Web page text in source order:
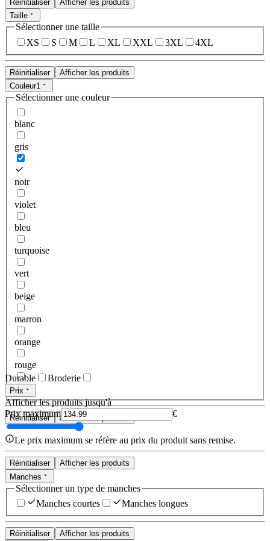
Réinitialiser
Afficher les produits
Taille
Sélectionner une taille
XS
S M L XL XXL 3XL 4XL
Réinitialiser
Afficher les produits
Couleur1
Sélectionner une couleur
blanc
gris
noir
violet
bleu
turquoise
vert
beige
marron
orange
rouge
rose
Réinitialiser Afficher les produits
Durable Broderie
Prix
Afficher les produits jusqu'à
Prix maximum
€
Le prix maximum se réfère au prix du produit sans remise.
Réinitialiser
Afficher les produits
Manches
Sélectionner un type de manches
Manches courtes
Manches longues
Réinitialiser
Afficher les produits